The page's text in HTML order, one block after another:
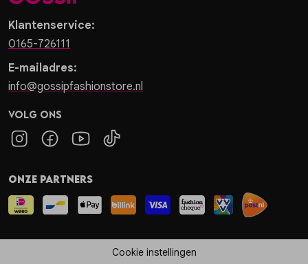
Klantenservice:
0165-726111
E-mailadres:
info@gossipfashionstore.nl
Volg ons
Onze partners
Cookie instellingen